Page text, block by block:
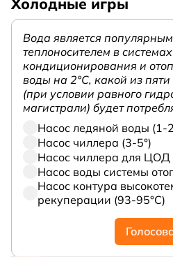
Вода является
теплоносителем в системах
кондиционирования и
воды на 2°С, какой из
(при условии равного
магистрали) будет
Насос ледяной воды (1-
Насос чиллера (3-5°)
Насос чиллера для ЦОД
Насос воды системы
Насос контура
рекуперации (93-95°С)